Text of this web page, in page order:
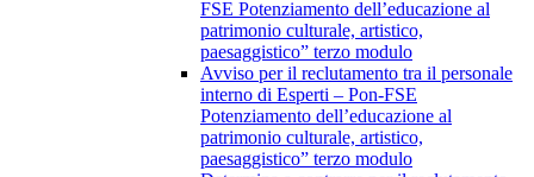
FSE Potenziamento dell’educazione al
patrimonio culturale, artistico,
paesaggistico” terzo modulo
Avviso per il reclutamento tra il personale
interno di Esperti – Pon-FSE
Potenziamento dell’educazione al
patrimonio culturale, artistico,
paesaggistico” terzo modulo